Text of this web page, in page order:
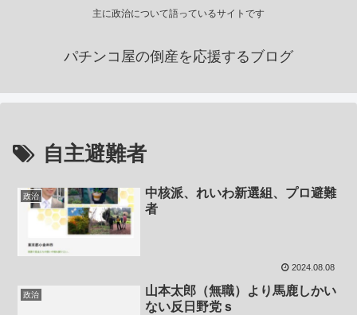
主に政治について語っているサイトです
パチンコ屋の倒産を応援するブログ
自主避難者
政治
中核派、れいわ新選組、プロ避難
者
2024.08.08
政治
山本太郎（無職）より馬鹿しかい
ない反日野党ｓ